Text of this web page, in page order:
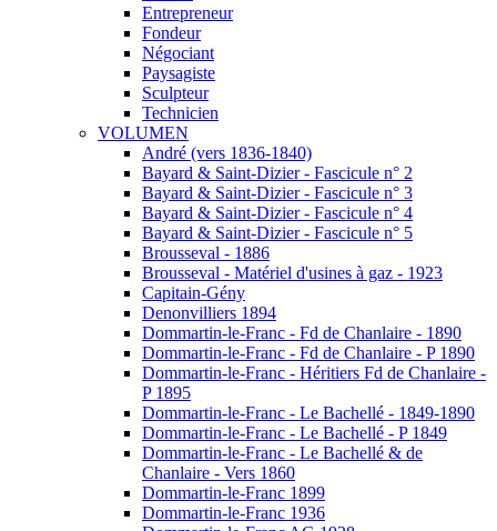
Entrepreneur
Fondeur
Négociant
Paysagiste
Sculpteur
Technicien
VOLUMEN
André (vers 1836-1840)
Bayard & Saint-Dizier - Fascicule n° 2
Bayard & Saint-Dizier - Fascicule n° 3
Bayard & Saint-Dizier - Fascicule n° 4
Bayard & Saint-Dizier - Fascicule n° 5
Brousseval - 1886
Brousseval - Matériel d'usines à gaz - 1923
Capitain-Gény
Denonvilliers 1894
Dommartin-le-Franc - Fd de Chanlaire - 1890
Dommartin-le-Franc - Fd de Chanlaire - P 1890
Dommartin-le-Franc - Héritiers Fd de Chanlaire -
P 1895
Dommartin-le-Franc - Le Bachellé - 1849-1890
Dommartin-le-Franc - Le Bachellé - P 1849
Dommartin-le-Franc - Le Bachellé & de
Chanlaire - Vers 1860
Dommartin-le-Franc 1899
Dommartin-le-Franc 1936